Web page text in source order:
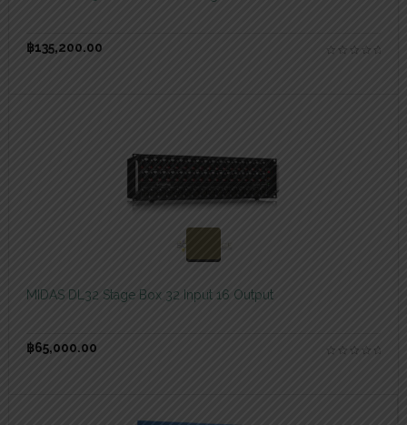
฿135,200.00
MIDAS DL32 Stage Box 32 Input 16 Output
฿65,000.00